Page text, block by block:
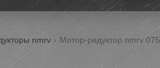
nmrv Мотор-редуктор nmrv 075